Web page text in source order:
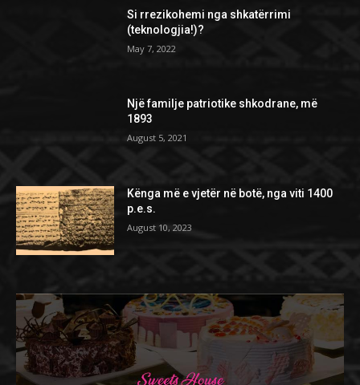
Si rrezikohemi nga shkatërrimi
(teknologjia!)?
May 7, 2022
Një familje patriotike shkodrane, më
1893
August 5, 2021
Kënga më e vjetër në botë, nga viti 1400
p.e.s.
August 10, 2023